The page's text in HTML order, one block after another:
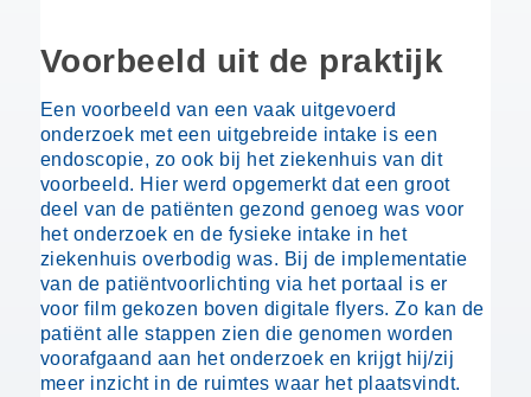
Voorbeeld uit de praktijk
Een voorbeeld van een vaak uitgevoerd
onderzoek met een uitgebreide intake is een
endoscopie, zo ook bij het ziekenhuis van dit
voorbeeld. Hier werd opgemerkt dat een groot
deel van de patiënten gezond genoeg was voor
het onderzoek en de fysieke intake in het
ziekenhuis overbodig was. Bij de implementatie
van de patiëntvoorlichting via het portaal is er
voor film gekozen boven digitale flyers. Zo kan de
patiënt alle stappen zien die genomen worden
voorafgaand aan het onderzoek en krijgt hij/zij
meer inzicht in de ruimtes waar het plaatsvindt.